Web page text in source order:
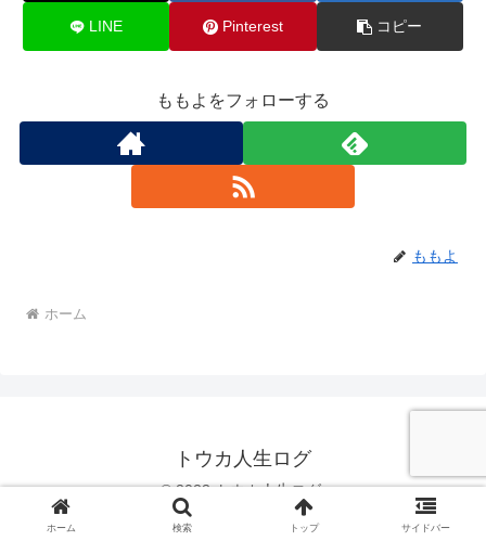
LINE Pinterest コピー
ももよをフォローする
ももよ
ホーム
トウカ人生ログ
© 2023 トウカ人生ログ.
ホーム 検索 トップ サイドバー